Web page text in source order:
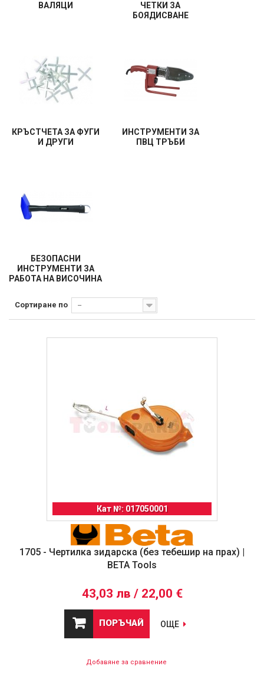
ВАЛЯЦИ
ЧЕТКИ ЗА
БОЯДИСВАНЕ
КРЪСТЧЕТА ЗА ФУГИ
И ДРУГИ
ИНСТРУМЕНТИ ЗА
ПВЦ ТРЪБИ
БЕЗОПАСНИ
ИНСТРУМЕНТИ ЗА
РАБОТА НА ВИСОЧИНА
Сортиране по --
Кат №: 017050001
1705 - Чертилка зидарска (без тебешир на прах) |
BETA Tools
43,03 лв / 22,00 €
ПОРЪЧАЙ ОЩЕ
Добавяне за сравнение